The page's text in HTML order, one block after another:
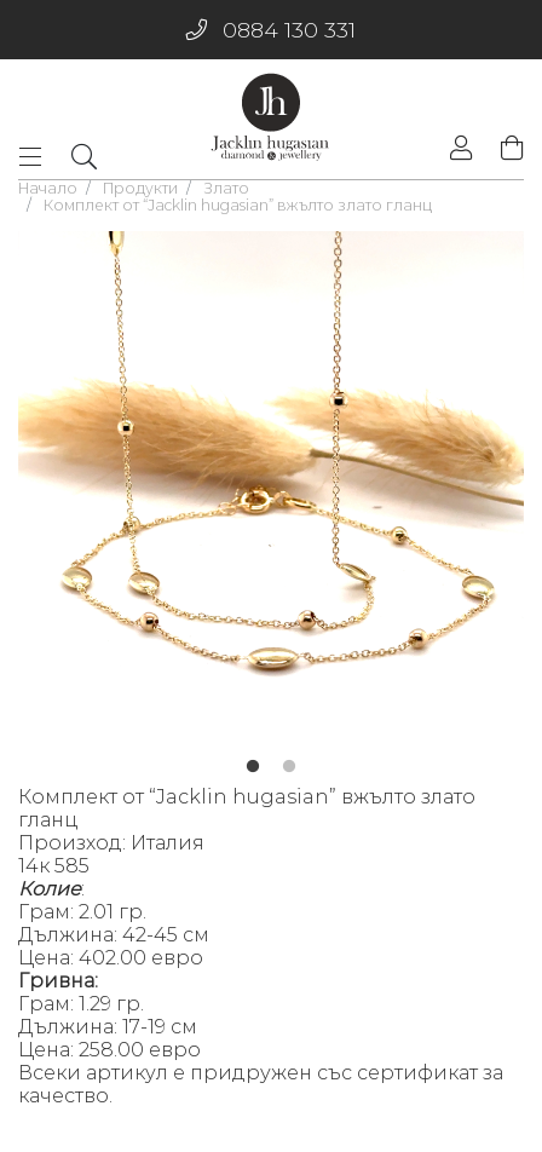
0884 130 331
Начало Продукти
Злато
Комплект от “Jacklin hugasian” вжълто злато гланц
Комплект от “Jacklin hugasian” вжълто злато
гланц
Произход: Италия
14к 585
Колие:
Грам: 2.01 гр.
Дължина: 42-45 см
Цена: 402.00 евро
Гривна:
Грам: 1.29 гр.
Дължина: 17-19 см
Цена: 258.00 евро
Всеки артикул е придружен със сертификат за
качество.